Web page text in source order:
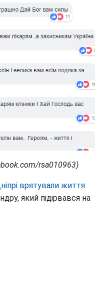
rsa010963)
врятували життя
який підірвався на